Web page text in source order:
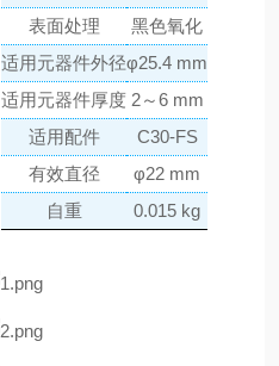
表面处理
黑色氧化
适用元器件外径φ25.4 mm
适用元器件厚度 2～6 mm
适用配件
C30-FS
有效直径
φ22 mm
自重
0.015 kg